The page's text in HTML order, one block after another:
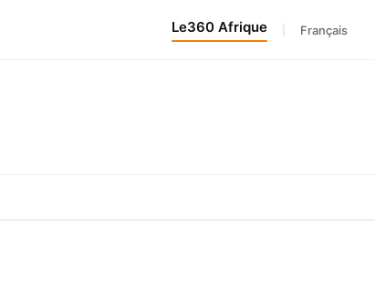
Le360 Afrique Français